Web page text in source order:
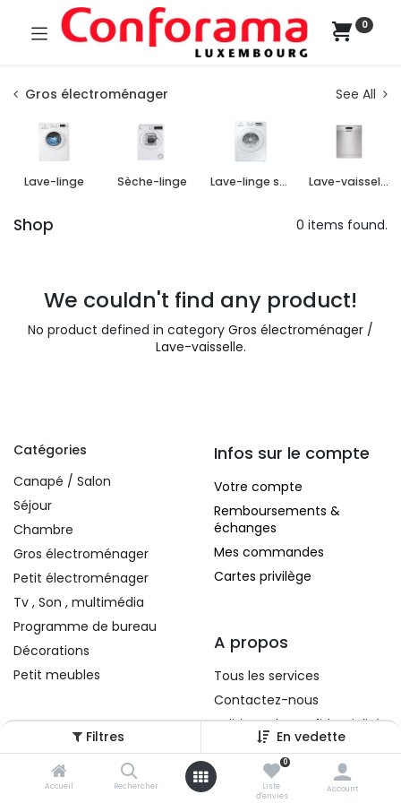
Filtres En vedette
Accueil Rechercher
0
Liste
d'envies
Account
0
Gros électroménager See All
Lave-linge Sèche-linge Lave-linge séchant Lave-vaisselle
Shop 0 items found.
We couldn't find any product!
No product defined in category Gros électroménager /
Lave-vaisselle.
Catégories
Canapé / Salon
Séjour
Chambre
Gros électroménager
Petit électroménager
Tv , Son , multimédia
Programme de bureau
Décorations
Petit meubles
Infos sur le compte
Votre compte
Remboursements &
échanges
Mes commandes
Cartes privilège
A propos
Tous les services
Contactez-nous
Politique de confidentialité
Conditions d'utilisation